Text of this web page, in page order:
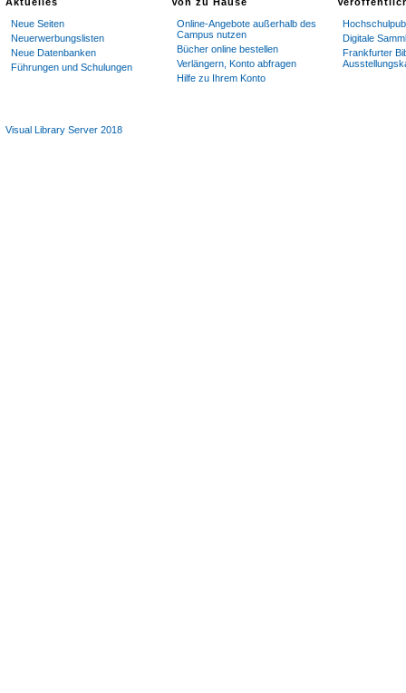
Neue Seiten
Neuerwerbungslisten
Neue Datenbanken
Führungen und Schulungen
Online-Angebote außerhalb des
Campus nutzen
Bücher online bestellen
Verlängern, Konto abfragen
Hilfe zu Ihrem Konto
Digitale
Frankfurter
Visual Library Server 2018